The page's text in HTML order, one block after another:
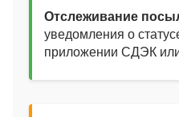
Отслеживание
уведомления о
приложении СДЭК